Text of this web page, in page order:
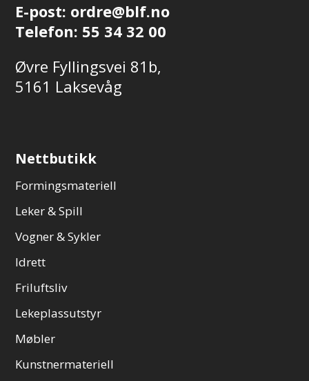
E-post: ordre@blf.no
Telefon: 55 34 32 00
Øvre Fyllingsvei 81b,
5161 Laksevåg
Nettbutikk
Formingsmateriell
Leker & Spill
Vogner & Sykler
Idrett
Friluftsliv
Lekeplassutstyr
Møbler
Kunstnermateriell